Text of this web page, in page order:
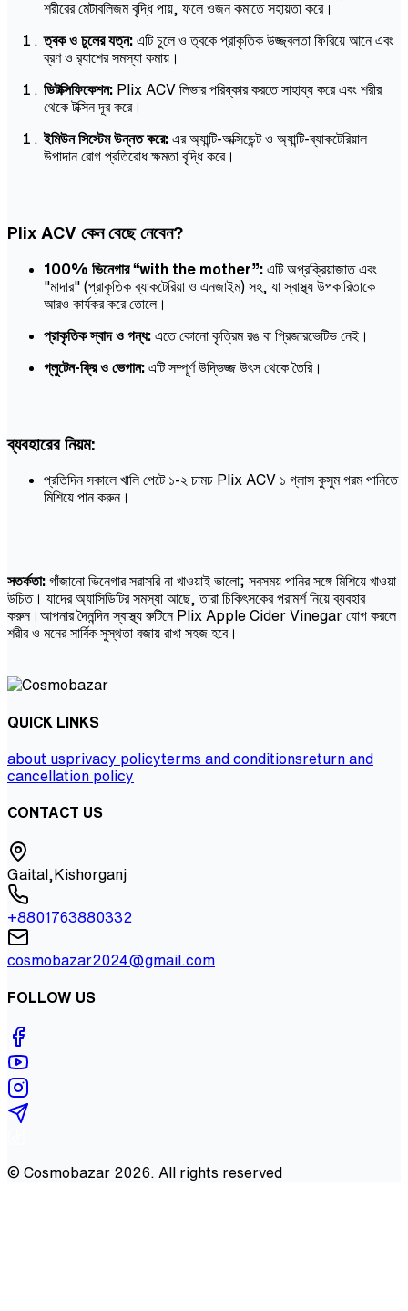
শরীরের মেটাবলিজম বৃদ্ধি পায়, ফলে ওজন কমাতে সহায়তা করে।
ত্বক ও চুলের যত্ন: এটি চুলে ও ত্বকে প্রাকৃতিক উজ্জ্বলতা ফিরিয়ে আনে এবং
ব্রণ ও র‍্যাশের সমস্যা কমায়।
ডিটক্সিফিকেশন: Plix ACV লিভার পরিষ্কার করতে সাহায্য করে এবং শরীর
থেকে টক্সিন দূর করে।
ইমিউন সিস্টেম উন্নত করে: এর অ্যান্টি-অক্সিডেন্ট ও অ্যান্টি-ব্যাকটেরিয়াল
উপাদান রোগ প্রতিরোধ ক্ষমতা বৃদ্ধি করে।
Plix ACV কেন বেছে নেবেন?
100% ভিনেগার “with the mother”: এটি অপ্রক্রিয়াজাত এবং
"মাদার" (প্রাকৃতিক ব্যাকটেরিয়া ও এনজাইম) সহ, যা স্বাস্থ্য উপকারিতাকে
আরও কার্যকর করে তোলে।
প্রাকৃতিক স্বাদ ও গন্ধ: এতে কোনো কৃত্রিম রঙ বা প্রিজারভেটিভ নেই।
গ্লুটেন-ফ্রি ও ভেগান: এটি সম্পূর্ণ উদ্ভিজ্জ উৎস থেকে তৈরি।
ব্যবহারের নিয়ম:
প্রতিদিন সকালে খালি পেটে ১-২ চামচ Plix ACV ১ গ্লাস কুসুম গরম পানিতে
মিশিয়ে পান করুন।
সতর্কতা: গাঁজানো ভিনেগার সরাসরি না খাওয়াই ভালো; সবসময় পানির সঙ্গে মিশিয়ে খাওয়া
উচিত। যাদের অ্যাসিডিটির সমস্যা আছে, তারা চিকিৎসকের পরামর্শ নিয়ে ব্যবহার
করুন।আপনার দৈনন্দিন স্বাস্থ্য রুটিনে Plix Apple Cider Vinegar যোগ করলে
শরীর ও মনের সার্বিক সুস্থতা বজায় রাখা সহজ হবে।
QUICK LINKS
about usprivacy policyterms and conditionsreturn and
cancellation policy
CONTACT US
Gaital,Kishorganj
+8801763880332
cosmobazar2024@gmail.com
FOLLOW US
© Cosmobazar 2026 . All rights reserved